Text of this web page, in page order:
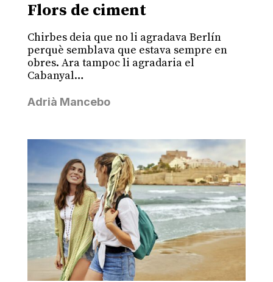
Flors de ciment
Chirbes deia que no li agradava Berlín
perquè semblava que estava sempre en
obres. Ara tampoc li agradaria el
Cabanyal…
Adrià Mancebo